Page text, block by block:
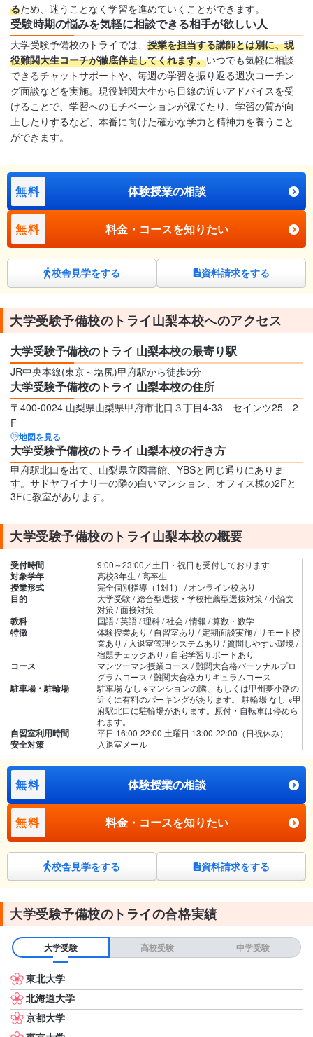
るため、迷うことなく学習を進めていくことができます。
受験時期の悩みを気軽に相談できる相手が欲しい人
大学受験予備校のトライでは、 授業を担当する講師とは別に、現
役難関大生コーチが徹底伴走してくれます。いつでも気軽に相談
できるチャットサポートや、毎週の学習を振り返る週次コーチン
グ面談などを実施。現役難関大生から目線の近いアドバイスを受
けることで、学習へのモチベーションが保てたり、学習の質が向
上したりするなど、本番に向けた確かな学力と精神力を養うこと
ができます。
無料 体験授業の相談
無料 料金・コースを知りたい
校舎見学をする 資料請求をする
大学受験予備校のトライ山梨本校へのアクセス
大学受験予備校のトライ 山梨本校の最寄り駅
JR中央本線(東京～塩尻)甲府駅から徒歩5分
大学受験予備校のトライ 山梨本校の住所
〒400-0024 山梨県山梨県甲府市北口３丁目4-33 セインツ25 2
F
地図を見る
大学受験予備校のトライ 山梨本校の行き方
甲府駅北口を出て、山梨県立図書館、YBSと同じ通りにありま
す。サドヤワイナリーの隣の白いマンション、オフィス棟の2Fと
3Fに教室があります。
大学受験予備校のトライ山梨本校の概要
受付時間 9:00～23:00／土日・祝日も受付しております
対象学年 高校3年生 / 高卒生
授業形式 完全個別指導（1対1） / オンライン校あり
目的
大学受験 / 総合型選抜・学校推薦型選抜対策 / 小論文
対策 / 面接対策
教科 国語 / 英語 / 理科 / 社会 / 情報 / 算数・数学
特徴
体験授業あり / 自習室あり / 定期面談実施 / リモート授
業あり / 入退室管理システムあり / 質問しやすい環境 /
宿題チェックあり / 自宅学習サポートあり
コース
マンツーマン授業コース / 難関大合格パーソナルプロ
グラムコース / 難関大合格カリキュラムコース
駐車場・駐輪場
駐車場 なし ※マンションの隣、もしくは甲州夢小路の
近くに有料のパーキングがあります。 駐輪場 なし ※甲
府駅北口に駐輪場があります。原付・自転車は停めら
れます。
自習室利用時間 平日 16:00-22:00 土曜日 13:00-22:00（日祝休み）
安全対策 入退室メール
無料 体験授業の相談
無料 料金・コースを知りたい
校舎見学をする 資料請求をする
大学受験予備校のトライの合格実績
大学受験 高校受験 中学受験
東北大学
北海道大学
京都大学